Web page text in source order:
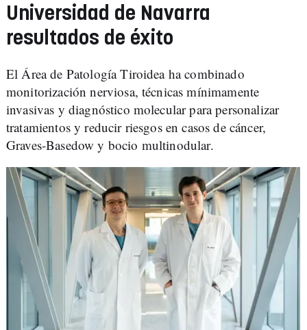
Universidad de Navarra
resultados de éxito
El Área de Patología Tiroidea ha combinado
monitorización nerviosa, técnicas mínimamente
invasivas y diagnóstico molecular para personalizar
tratamientos y reducir riesgos en casos de cáncer,
Graves-Basedow y bocio multinodular.